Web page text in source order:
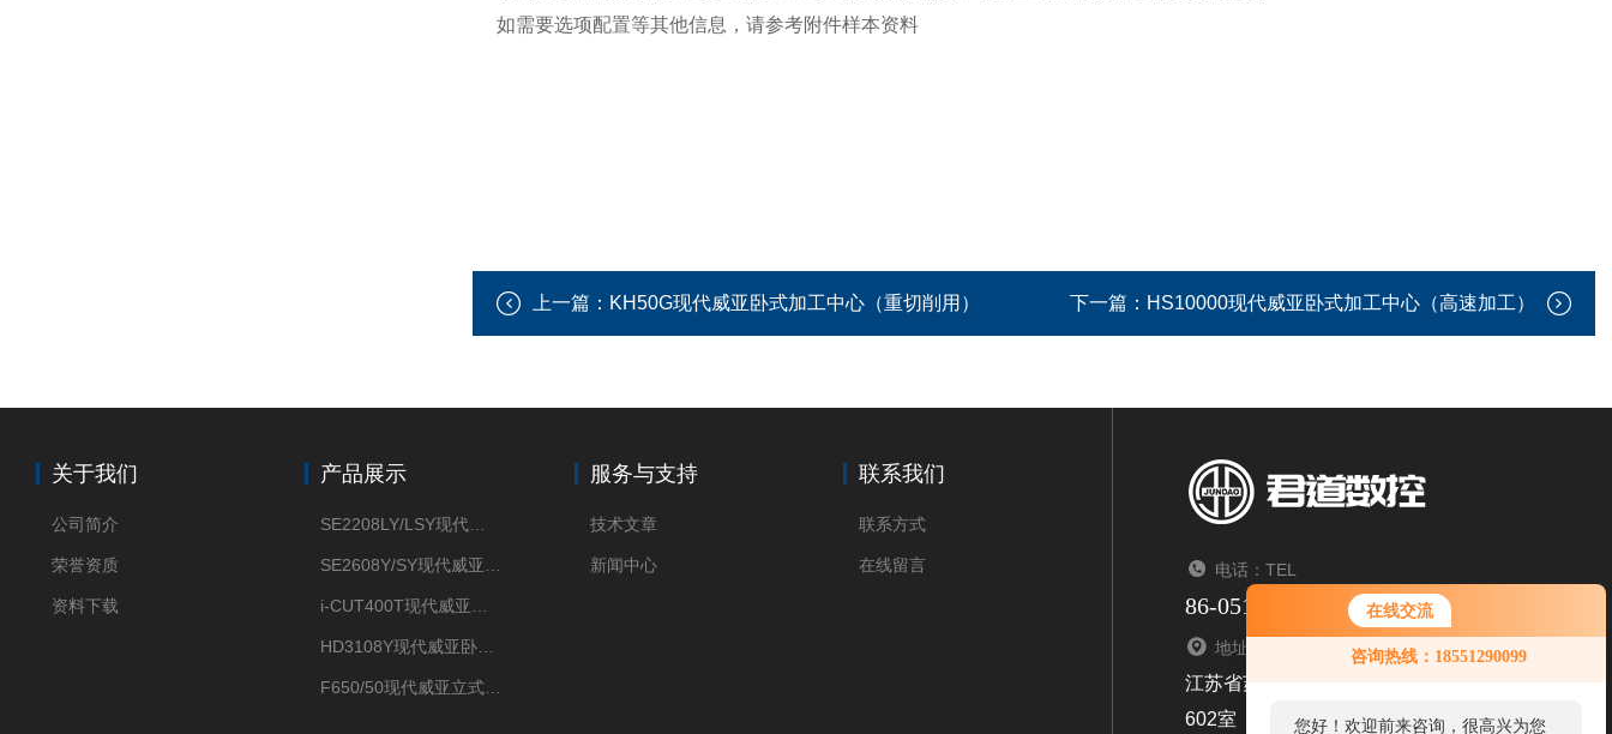
在线交流
咨询热线：18551290099
您好！欢迎前来咨询，很高兴为您
服务，请问您要咨询什么问题呢？
如需要选项配置等其他信息，请参考附件样本资料
上一篇： KH50G现代威亚卧式加工中心（重切削用） 下一篇： HS10000现代威亚卧式加工中心（高速加工）
关于我们
公司简介
荣誉资质
资料下载
产品展示 服务与支持
技术文章
新闻中心
联系我们
联系方式
在线留言 电话：TEL
86-0512-69591433
地址：ADDRESS
江苏省苏州市相城区太平街道聚金路98号1幢6楼
602室